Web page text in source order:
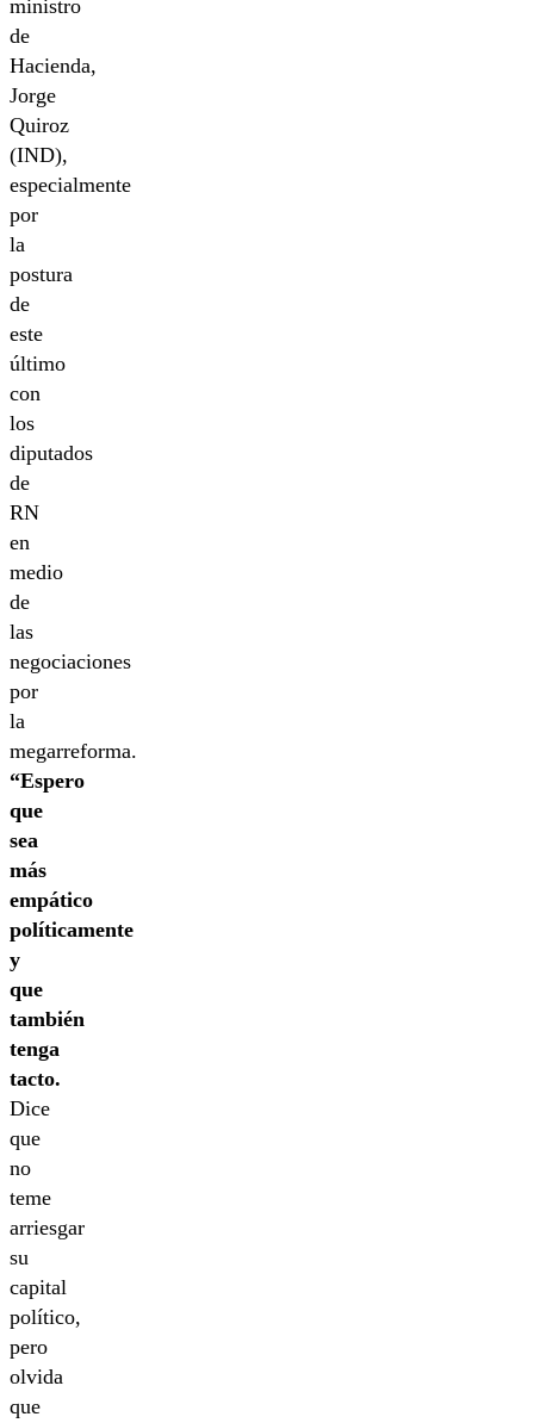
ministro
de
Hacienda,
Jorge
Quiroz
(IND),
especialmente
por
la
postura
de
este
último
con
los
diputados
de
RN
en
medio
de
las
negociaciones
por
la
megarreforma.
“Espero
que
sea
más
empático
políticamente
y
que
también
tenga
tacto.
Dice
que
no
teme
arriesgar
su
capital
político,
pero
olvida
que